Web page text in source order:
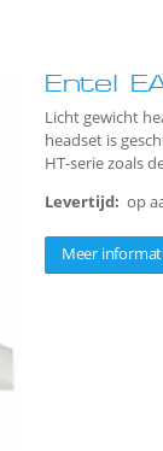
Entel
Licht gewicht
headset is
HT-serie zoals
Levertijd: op
Meer